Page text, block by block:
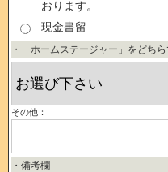
おります。
現金書留
・「ホームステージャー」をどち
その他：
・備考欄